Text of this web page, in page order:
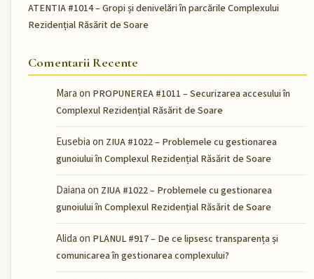
ATENTIA #1014 – Gropi și denivelări în parcările Complexului
Rezidențial Răsărit de Soare
Comentarii Recente
Maraon PROPUNEREA #1011 – Securizarea accesului în
Complexul Rezidențial Răsărit de Soare
Eusebiaon ZIUA #1022 – Problemele cu gestionarea
gunoiului în Complexul Rezidențial Răsărit de Soare
Daianaon ZIUA #1022 – Problemele cu gestionarea
gunoiului în Complexul Rezidențial Răsărit de Soare
Alidaon PLANUL #917 – De ce lipsesc transparența și
comunicarea în gestionarea complexului?